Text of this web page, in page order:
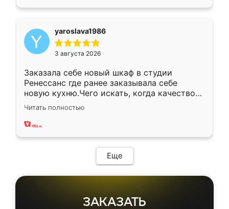
yaroslava1986
3 августа 2026
Заказала себе новый шкаф в студии
Ренессанс где ранее заказывала себе
новую кухню.Чего искать, когда качеством
вполне довольна. Служит кухня уже почти
два года, нареканий нет.
Читать полностью
Еще
ЗАКАЗАТЬ